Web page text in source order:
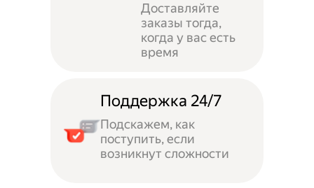
Доставляйте
заказы тогда,
когда у вас есть
время
Поддержка 24/7
Подскажем, как
поступить, если
возникнут сложности